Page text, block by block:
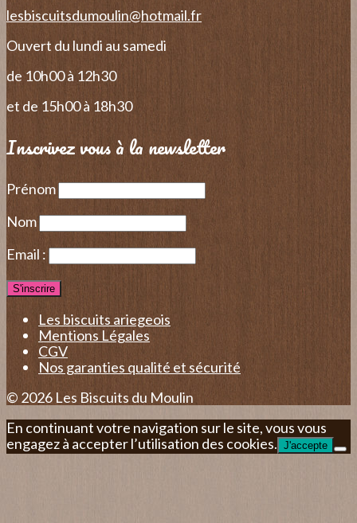
lesbiscuitsdumoulin@hotmail.fr
Ouvert du lundi au samedi
de 10h00 à 12h30
et de 15h00 à 18h30
Inscrivez vous à la newsletter
Prénom
Nom
Email :
Les biscuits ariegeois
Mentions Légales
CGV
Nos garanties qualité et sécurité
© 2026 Les Biscuits du Moulin
En continuant votre navigation sur le site, vous vous
engagez à accepter l’utilisation des cookies. J'accepte